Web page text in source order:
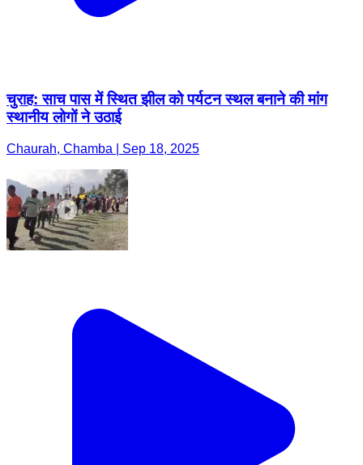
चुराह: साच पास में स्थित झील को पर्यटन स्थल बनाने की मांग
स्थानीय लोगों ने उठाई
Chaurah, Chamba | Sep 18, 2025